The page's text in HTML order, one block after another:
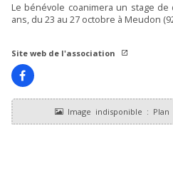
Le bénévole coanimera un stage
ans, du 23 au 27 octobre à Meudon
Site web de l'association